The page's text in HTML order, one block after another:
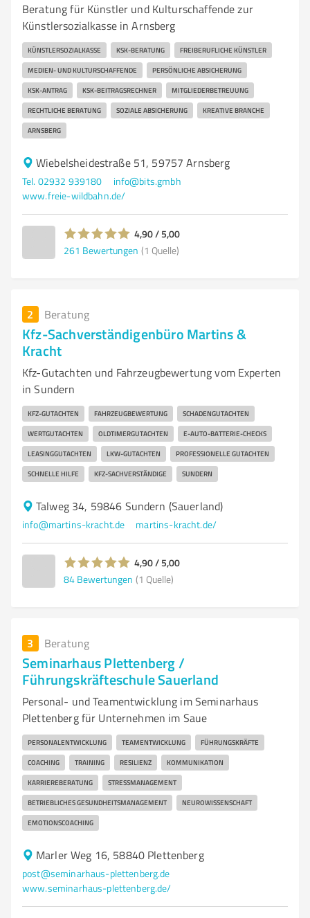
Beratung für Künstler und Kulturschaffende zur
Künstlersozialkasse in Arnsberg
KÜNSTLERSOZIALKASSE KSK-BERATUNG FREIBERUFLICHE KÜNSTLER
MEDIEN- UND KULTURSCHAFFENDE PERSÖNLICHE ABSICHERUNG
KSK-ANTRAG KSK-BEITRAGSRECHNER MITGLIEDERBETREUUNG
RECHTLICHE BERATUNG SOZIALE ABSICHERUNG KREATIVE BRANCHE
ARNSBERG
Wiebelsheidestraße 51, 59757 Arnsberg
Tel. 02932 939180
info@bits.gmbh
www.freie-wildbahn.de/
4,90 / 5,00
261 Bewertungen (1 Quelle)
2 Beratung
Kfz-Sachverständigenbüro Martins &
Kracht
Kfz-Gutachten und Fahrzeugbewertung vom Experten
in Sundern
KFZ-GUTACHTEN FAHRZEUGBEWERTUNG SCHADENGUTACHTEN
WERTGUTACHTEN OLDTIMERGUTACHTEN E-AUTO-BATTERIE-CHECKS
LEASINGGUTACHTEN LKW-GUTACHTEN PROFESSIONELLE GUTACHTEN
SCHNELLE HILFE KFZ-SACHVERSTÄNDIGE SUNDERN
Talweg 34, 59846 Sundern (Sauerland)
info@martins-kracht.de martins-kracht.de/
4,90 / 5,00
84 Bewertungen (1 Quelle)
3 Beratung
Seminarhaus Plettenberg /
Führungskräfteschule Sauerland
Personal- und Teamentwicklung im Seminarhaus
Plettenberg für Unternehmen im Saue
PERSONALENTWICKLUNG TEAMENTWICKLUNG FÜHRUNGSKRÄFTE
COACHING TRAINING RESILIENZ KOMMUNIKATION
KARRIEREBERATUNG STRESSMANAGEMENT
BETRIEBLICHES GESUNDHEITSMANAGEMENT NEUROWISSENSCHAFT
EMOTIONSCOACHING
Marler Weg 16, 58840 Plettenberg
post@seminarhaus-plettenberg.de
www.seminarhaus-plettenberg.de/